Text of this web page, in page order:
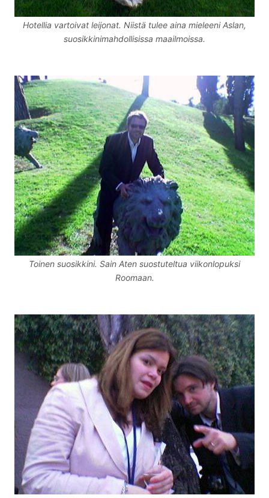
Hotellia vartoivat leijonat. Niistä tulee aina mieleeni Aslan,
suosikkinimahdollisissa maailmoissa.
Toinen suosikkini. Sain Aten suostuteltua viikonlopuksi
Roomaan.